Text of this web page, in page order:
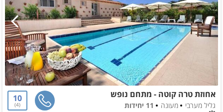
אחוזת טרה קוטה - מתחם נופש
גליל מערבי מעונה
11 יחידות
10
4